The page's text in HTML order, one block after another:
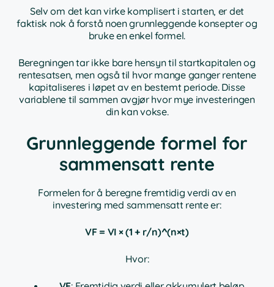
Selv om det kan virke komplisert i starten, er det
faktisk nok å forstå noen grunnleggende konsepter og
bruke en enkel formel.
Beregningen tar ikke bare hensyn til startkapitalen og
rentesatsen, men også til hvor mange ganger rentene
kapitaliseres i løpet av en bestemt periode. Disse
variablene til sammen avgjør hvor mye investeringen
din kan vokse.
Grunnleggende formel for
sammensatt rente
Formelen for å beregne fremtidig verdi av en
investering med sammensatt rente er:
VF = VI × (1 + r/n)^(n×t)
Hvor: